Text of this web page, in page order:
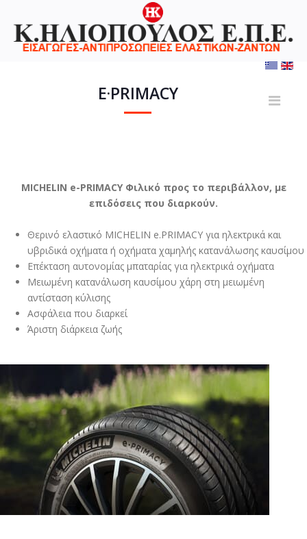
E·PRIMACY
MICHELIN e-PRIMACY Φιλικό προς το περιβάλλον, με
επιδόσεις που διαρκούν.
Θερινό ελαστικό MICHELIN e.PRIMACY για ηλεκτρικά και
υβριδικά οχήματα ή οχήματα χαμηλής κατανάλωσης καυσίμου
Επέκταση αυτονομίας μπαταρίας για ηλεκτρικά οχήματα
Μειωμένη κατανάλωση καυσίμου χάρη στη μειωμένη
αντίσταση κύλισης
Ασφάλεια που διαρκεί
Άριστη διάρκεια ζωής